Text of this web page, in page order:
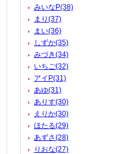
みいなP(38)
まり(37)
まい(36)
しずか(35)
みづき(34)
いちご(32)
アイP(31)
あゆ(31)
ありす(30)
えりか(30)
ほたる(29)
あずさ(28)
りおな(27)